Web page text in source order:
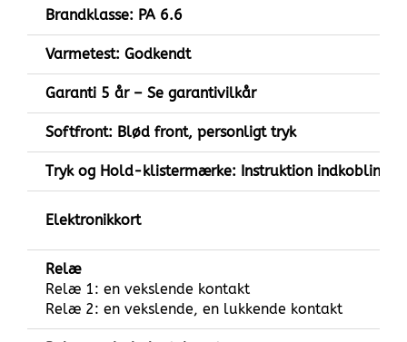
Brandklasse: PA 6.6
Varmetest: Godkendt
Garanti 5 år – Se garantivilkår
Softfront: Blød front, personligt tryk
Tryk og Hold-klistermærke: Instruktion
Elektronikkort
Relæ
Relæ 1: en vekslende kontakt
Relæ 2: en vekslende, en lukkende kontakt